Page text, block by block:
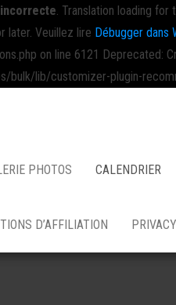
incorrecte. Translation loading for
later. Veuillez lire Débugger dans
on line 6121 Deprecated:
lib/customizer-plugin-
PHOTOS CALENDRIER
D’AFFILIATION